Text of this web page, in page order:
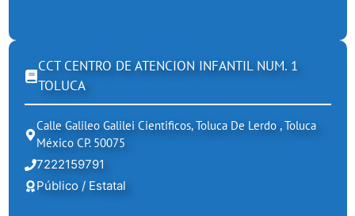
CCT CENTRO DE ATENCION INFANTIL NUM. 1
TOLUCA
Calle Galileo Galilei Cientificos, Toluca De Lerdo , Toluca
México CP. 50075
7222159791
Público / Estatal